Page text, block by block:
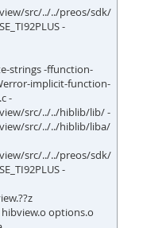
src/../../preos/sdk/
-
strings -ffunction-
implicit-function-
-
src/../../hiblib/lib/ -
src/../../hiblib/liba/
src/../../preos/sdk/
-
options.o